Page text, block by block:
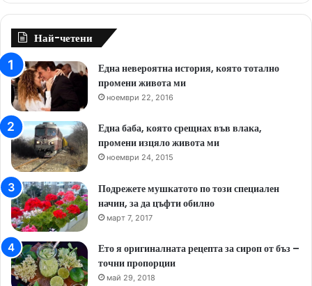
Най-четени
Една невероятна история, която тотално
промени живота ми
ноември 22, 2016
Една баба, която срещнах във влака,
промени изцяло живота ми
ноември 24, 2015
Подрежете мушкатото по този специален
начин, за да цъфти обилно
март 7, 2017
Ето я оригиналната рецепта за сироп от бъз –
точни пропорции
май 29, 2018